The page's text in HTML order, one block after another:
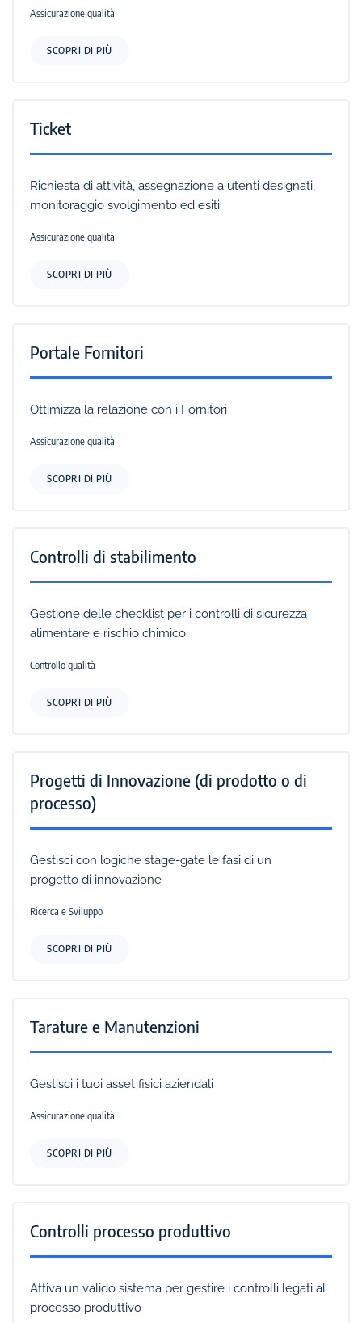
Assicurazione qualità
SCOPRI DI PIÙ
Ticket
Richiesta di attività, assegnazione a utenti designati,
monitoraggio svolgimento ed esiti
Assicurazione qualità
SCOPRI DI PIÙ
Portale Fornitori
Ottimizza la relazione con i Fornitori
Assicurazione qualità
SCOPRI DI PIÙ
Controlli di stabilimento
Gestione delle checklist per i controlli di sicurezza
alimentare e rischio chimico
Controllo qualità
SCOPRI DI PIÙ
Progetti di Innovazione (di prodotto o di
processo)
Gestisci con logiche stage-gate le fasi di un
progetto di innovazione
Ricerca e Sviluppo
SCOPRI DI PIÙ
Tarature e Manutenzioni
Gestisci i tuoi asset fisici aziendali
Assicurazione qualità
SCOPRI DI PIÙ
Controlli processo produttivo
Attiva un valido sistema per gestire i controlli legati al
processo produttivo